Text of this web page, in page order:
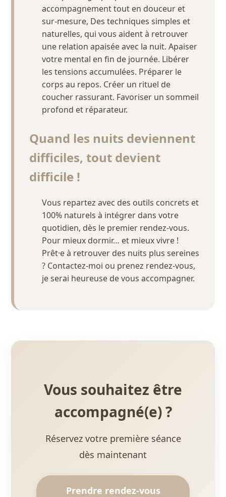
accompagnement tout en douceur et
sur-mesure, Des techniques simples et
naturelles, qui vous aident à retrouver
une relation apaisée avec la nuit. Apaiser
votre mental en fin de journée. Libérer
les tensions accumulées. Préparer le
corps au repos. Créer un rituel de
coucher rassurant. Favoriser un sommeil
profond et réparateur.
Quand les nuits deviennent
difficiles, tout devient
difficile !
Vous repartez avec des outils concrets et
100% naturels à intégrer dans votre
quotidien, dès le premier rendez-vous.
Pour mieux dormir… et mieux vivre !
Prêt·e à retrouver des nuits plus sereines
? Contactez-moi ou prenez rendez-vous,
je serai heureuse de vous accompagner.
Vous souhaitez être
accompagné(e) ?
Réservez votre première séance
dès maintenant
Prendre rendez-vous